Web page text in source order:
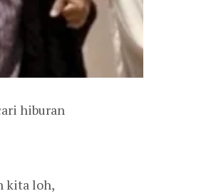
hiburan
kita loh,